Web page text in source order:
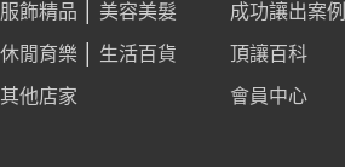
服飾精品 美容美髮
休閒育樂 生活百貨
其他店家
成功讓出案例
頂讓百科
會員中心